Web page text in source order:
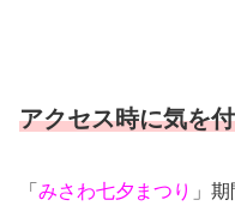
アクセス時に気を
「 みさわ七夕まつり 」